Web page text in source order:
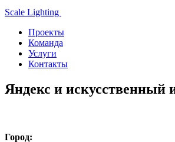
Scale Lighting
Проекты
Команда
Услуги
Контакты
Яндекс и искусственный
Город: